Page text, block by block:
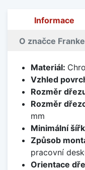
Informace
O značce Franke
Materiál:
Vzhled
Rozměr
Rozměr
mm
Minimální
Způsob
pracovní
Orientace